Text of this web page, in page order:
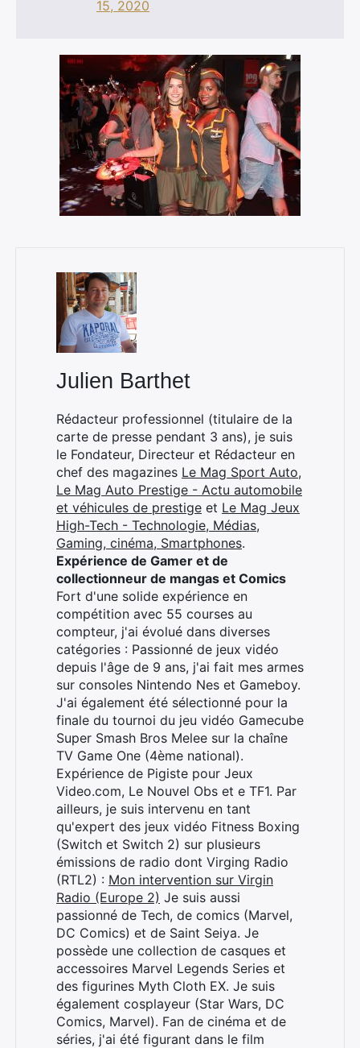
15, 2020
Julien Barthet
Rédacteur professionnel (titulaire de la
carte de presse pendant 3 ans), je suis
le Fondateur, Directeur et Rédacteur en
chef des magazines Le Mag Sport Auto,
Le Mag Auto Prestige - Actu automobile
et véhicules de prestige et Le Mag Jeux
High-Tech - Technologie, Médias,
Gaming, cinéma, Smartphones.
Expérience de Gamer et de
collectionneur de mangas et Comics
Fort d'une solide expérience en
compétition avec 55 courses au
compteur, j'ai évolué dans diverses
catégories : Passionné de jeux vidéo
depuis l'âge de 9 ans, j'ai fait mes armes
sur consoles Nintendo Nes et Gameboy.
J'ai également été sélectionné pour la
finale du tournoi du jeu vidéo Gamecube
Super Smash Bros Melee sur la chaîne
TV Game One (4ème national).
Expérience de Pigiste pour Jeux
Video.com, Le Nouvel Obs et e TF1. Par
ailleurs, je suis intervenu en tant
qu'expert des jeux vidéo Fitness Boxing
(Switch et Switch 2) sur plusieurs
émissions de radio dont Virging Radio
(RTL2) : Mon intervention sur Virgin
Radio (Europe 2) Je suis aussi
passionné de Tech, de comics (Marvel,
DC Comics) et de Saint Seiya. Je
possède une collection de casques et
accessoires Marvel Legends Series et
des figurines Myth Cloth EX. Je suis
également cosplayeur (Star Wars, DC
Comics, Marvel). Fan de cinéma et de
séries, j'ai été figurant dans le film
Rechercher